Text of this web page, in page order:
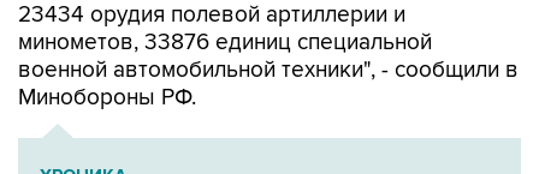
23434 орудия полевой артиллерии и
минометов, 33876 единиц специальной
военной автомобильной техники", - сообщили в
Минобороны РФ.